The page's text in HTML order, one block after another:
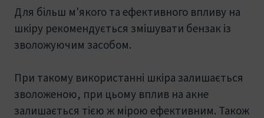
Для більш м'якого та ефективного впливу на
шкіру рекомендується змішувати бензак із
зволожуючим засобом.
При такому використанні шкіра залишається
зволоженою, при цьому вплив на акне
залишається тією ж мірою ефективним. Також